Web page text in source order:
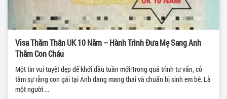
Visa Thăm Thân UK 10 Năm – Hành Trình Đưa Mẹ Sang Anh
Thăm Con Cháu
Một tin vui tuyệt đẹp để khởi đầu tuần mới!Trong quá trình tư vấn, cô
tâm sự rằng con gái tại Anh đang mang thai và chuẩn bị sinh em bé. Là
một người ...